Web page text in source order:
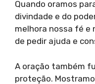
Quando oramos
divindade e do
melhora nossa fé e
de pedir ajuda e
A oração também
proteção.